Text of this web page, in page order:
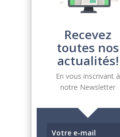
Recevez
toutes nos
actualités!
En vous inscrivant à
notre Newsletter